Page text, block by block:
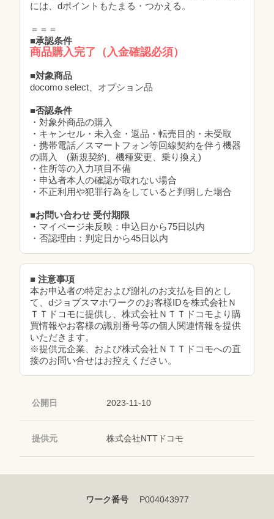
には、dポイントもたまる・つかえる。
＝＝＝
■承認条件
商品購入完了（入金確認必須）
■対象商品
docomo select、オプション品
■否認条件
・対象外商品の購入
・キャンセル・未入金・返品・転売目的・未受取
・携帯電話／スマートフォン等回線契約を伴う機器
の購入 (新規契約、機種変更、乗り換え)
・住所等の入力項目不備
・申込者本人の確認が取れない場合
・不正利用や犯罪行為をしていると判明した場合
■お問い合わせ 受付期限
・マイページ未反映：申込日から75日以内
・否認理由：判定日から45日以内
■ 注意事項
本お申込者の特定および謝礼のお支払を目的とし
て、dジョブスマホワークのお客様IDを株式会社Ｎ
ＴＴドコモに提供し、株式会社ＮＴＴドコモより購
買情報やお客様の識別番号等の個人関連情報を提供
いただきます。
※提供元企業、および株式会社ＮＴＴドコモへの直
接のお問い合せはお控えください。
公開日 2023-11-10
提供元 株式会社NTTドコモ
ワーク番号 P004043977